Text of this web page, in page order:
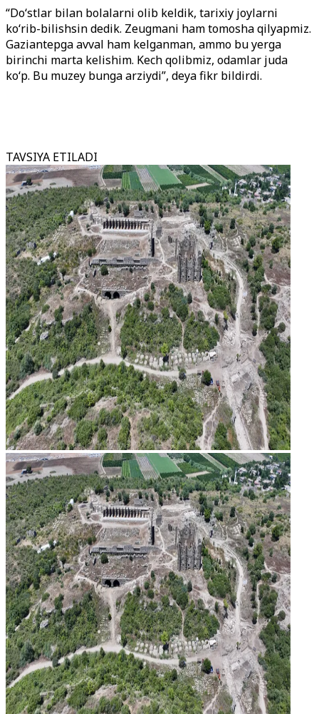
“Do‘stlar bilan bolalarni olib keldik, tarixiy joylarni
ko‘rib-bilishsin dedik. Zeugmani ham tomosha qilyapmiz.
Gaziantepga avval ham kelganman, ammo bu yerga
birinchi marta kelishim. Kech qolibmiz, odamlar juda
ko‘p. Bu muzey bunga arziydi”, deya fikr bildirdi.
TAVSIYA ETILADI